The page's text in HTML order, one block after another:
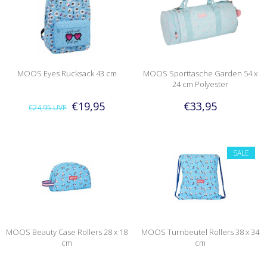
MOOS Eyes Rucksack 43 cm
€24,95UVP €19,95
MOOS Sporttasche Garden 54 x
24 cm Polyester
€33,95
MOOS Beauty Case Rollers 28 x 18
cm
SALE
MOOS Turnbeutel Rollers 38 x 34
cm